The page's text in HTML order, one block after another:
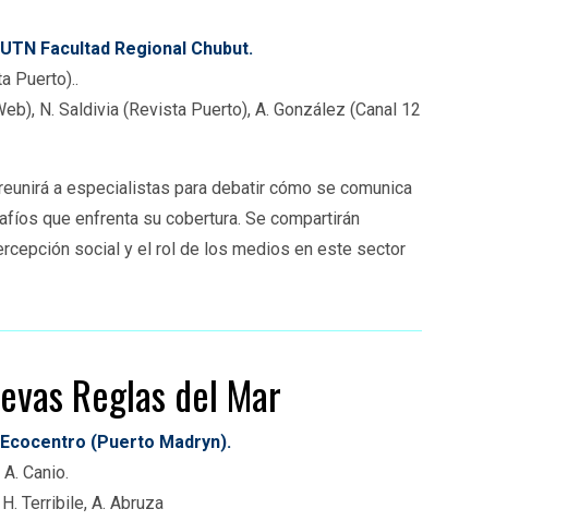
Facultad Regional Chubut.
Puerto)..
N. Saldivia (Revista Puerto), A. González (Canal 12
a especialistas para debatir cómo se comunica
que enfrenta su cobertura. Se compartirán
social y el rol de los medios en este sector
Reglas del Mar
(Puerto Madryn).
A. Canio.
Terribile, A. Abruza